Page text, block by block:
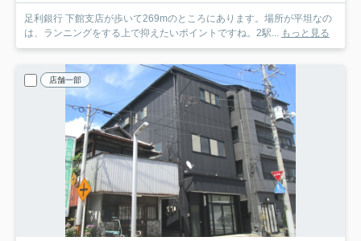
足利銀行 下館支店が歩いて269mのところにあります。場所が平坦なの
は、ランニングをする上で抑えたいポイントですね。2駅... もっと見る
店舗一部